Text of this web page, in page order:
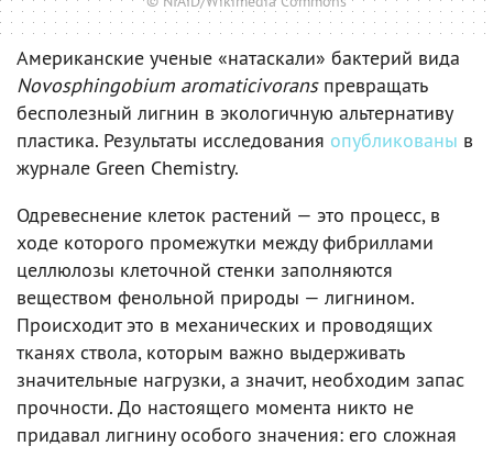
Американские ученые «натаскали» бактерий вида
Novosphingobium aromaticivoransпревращать
бесполезный лигнин в экологичную альтернативу
пластика. Результаты исследования опубликованы в
журнале Green Chemistry.
Одревеснение клеток растений — это процесс, в
ходе которого промежутки между фибриллами
целлюлозы клеточной стенки заполняются
веществом фенольной природы — лигнином.
Происходит это в механических и проводящих
тканях cтвола, которым важно выдерживать
значительные нагрузки, а значит, необходим запас
прочности. До настоящего момента никто не
придавал лигнину особого значения: его сложная